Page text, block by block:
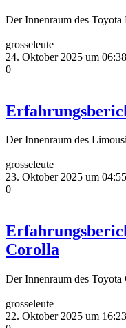
Der Innenraum des Toyota
grosseleute
24. Oktober 2025 um 06:38
0
Der Innenraum des
grosseleute
23. Oktober 2025 um 04:55
0
Corolla
Der Innenraum des Toyota
grosseleute
22. Oktober 2025 um 16:23